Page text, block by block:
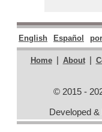
English Español
Home | About |
© 2015 -
Developed